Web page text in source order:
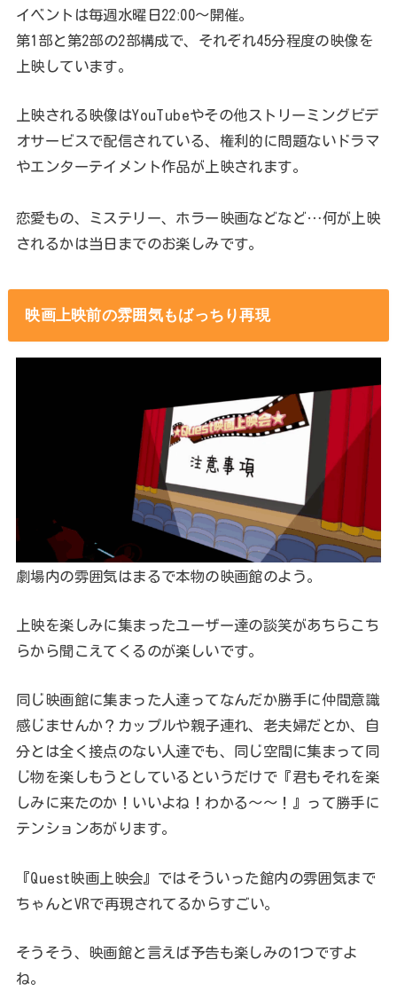
イベントは毎週水曜日22ː00～開催。
第1部と第2部の2部構成で、それぞれ45分程度の映像を
上映しています。
上映される映像はYouTubeやその他ストリーミングビデ
オサービスで配信されている、権利的に問題ないドラマ
やエンターテイメント作品が上映されます。
恋愛もの、ミステリー、ホラー映画などなど…何が上映
されるかは当日までのお楽しみです。
映画上映前の雰囲気もばっちり再現
劇場内の雰囲気はまるで本物の映画館のよう。
上映を楽しみに集まったユーザー達の談笑があちらこち
らから聞こえてくるのが楽しいです。
同じ映画館に集まった人達ってなんだか勝手に仲間意識
感じませんか？カップルや親子連れ、老夫婦だとか、自
分とは全く接点のない人達でも、同じ空間に集まって同
じ物を楽しもうとしているというだけで『君もそれを楽
しみに来たのか！いいよね！わかる～～！』って勝手に
テンションあがります。
『Quest映画上映会』ではそういった館内の雰囲気まで
ちゃんとVRで再現されてるからすごい。
そうそう、映画館と言えば予告も楽しみの1つですよ
ね。